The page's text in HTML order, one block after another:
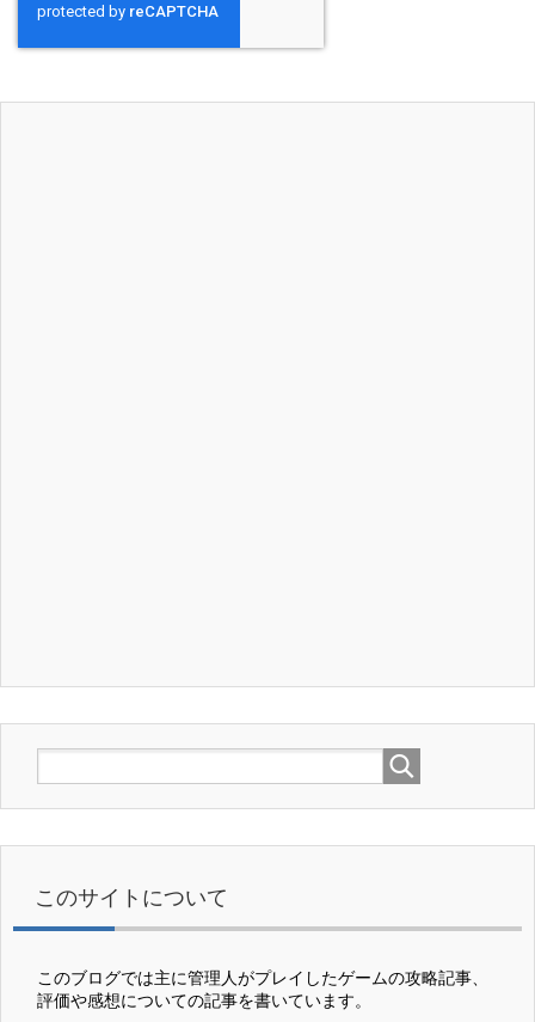
このサイトについて
このブログでは主に管理人がプレイしたゲームの攻略記事、
評価や感想についての記事を書いています。